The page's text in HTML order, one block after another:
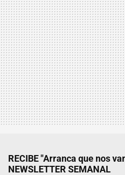
RECIBE "Arranca que nos
NEWSLETTER SEMANAL